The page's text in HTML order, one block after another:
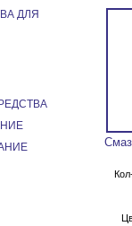
ДЛЯ